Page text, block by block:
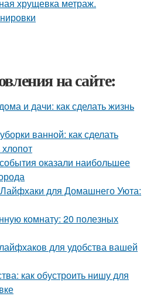
на сайте:
и дачи: как сделать жизнь
ванной: как сделать
оказали наибольшее
для Домашнего Уюта:
комнату: 20 полезных
для удобства вашей
как обустроить нишу для